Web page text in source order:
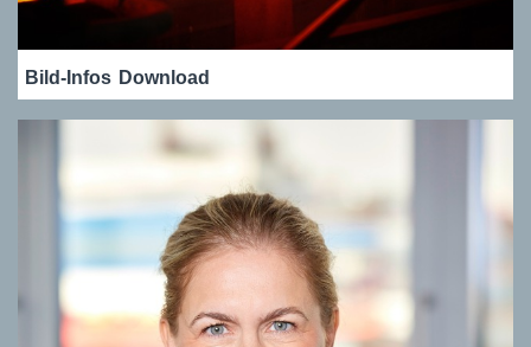
Bild-Infos Download